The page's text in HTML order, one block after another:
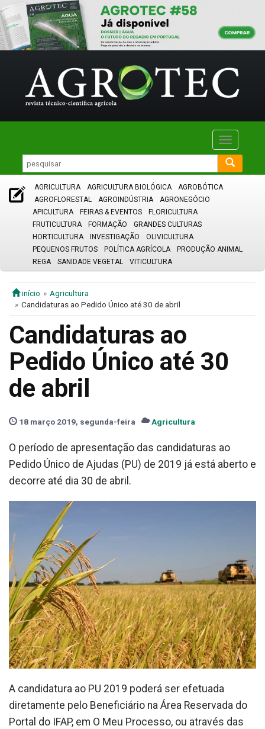
Toggle
AGRICULTURA AGRICULTURA BIOLÓGICA
AGROBÓTICA
AGROFLORESTAL
AGROINDÚSTRIA
AGRONEGÓCIO
APICULTURA
FEIRAS & EVENTOS
FLORICULTURA
FRUTICULTURA
FORMAÇÃO
GRANDES CULTURAS
HORTICULTURA
INVESTIGAÇÃO
OLIVICULTURA
PEQUENOS FRUTOS
POLÍTICA AGRÍCOLA
PRODUÇÃO ANIMAL
REGA
SANIDADE VEGETAL VITICULTURA
início
Agricultura
Candidaturas ao Pedido Único até 30 de abril
Candidaturas ao
Pedido Único até 30
de abril
18 março 2019, segunda-feira Agricultura
O período de apresentação das candidaturas ao
Pedido Único de Ajudas (PU) de 2019 já está aberto e
decorre até dia 30 de abril.
A candidatura ao PU 2019 poderá ser efetuada
diretamente pelo Beneficiário na Área Reservada do
Portal do IFAP, em O Meu Processo, ou através das